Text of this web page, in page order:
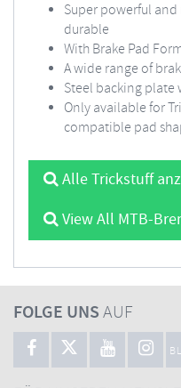
Super powerful
durable
With Brake Pad
A wide range of
Steel backing
Only available for
compatible pad
Alle Trickstuff
View All MTB-
FOLGE UNSAUF